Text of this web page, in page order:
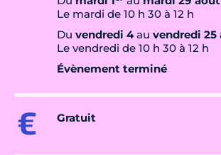
Le mardi de 10 h 30 à 12 h
Du vendredi 4au vendredi 25
Le vendredi de 10 h 30 à 12 h
Évènement terminé
Gratuit